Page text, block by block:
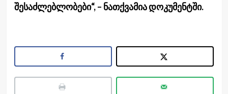
შესაძლებლობები“, – ნათქვამია დოკუმენტში.